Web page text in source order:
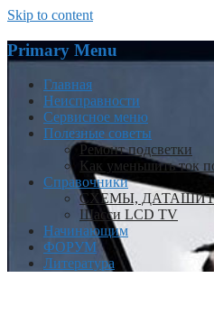
Skip to content
Primary Menu
Главная
Неисправности
Сервисное меню
Полезные советы
Ремонт подсветки
Как уменьшить ток
Справочники
СХЕМЫ,
Шасси LCD TV
Начинающим
ФОРУМ
Литература